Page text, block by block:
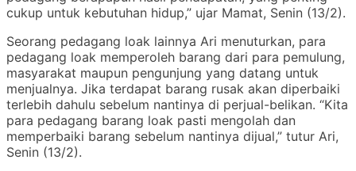
cukup untuk kebutuhan hidup,” ujar Mamat, Senin (13/2).
Seorang pedagang loak lainnya Ari menuturkan, para
pedagang loak memperoleh barang dari para pemulung,
masyarakat maupun pengunjung yang datang untuk
menjualnya. Jika terdapat barang rusak akan diperbaiki
terlebih dahulu sebelum nantinya di perjual-belikan. “Kita
para pedagang barang loak pasti mengolah dan
memperbaiki barang sebelum nantinya dijual,” tutur Ari,
Senin (13/2).